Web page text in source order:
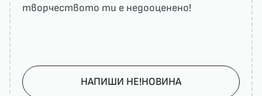
творчеството ти е недооценено!
НАПИШИ НЕ!НОВИНА